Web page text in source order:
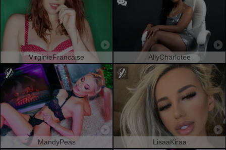
VirginieFrancaise AllyCharlotee
MandyPeas LisaaKiraa